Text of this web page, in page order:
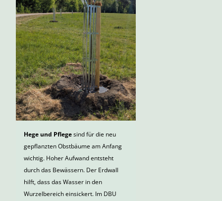
Hege und Pflegesind für die neu
gepflanzten Obstbäume am Anfang
wichtig. Hoher Aufwand entsteht
durch das Bewässern. Der Erdwall
hilft, dass das Wasser in den
Wurzelbereich einsickert. Im DBU